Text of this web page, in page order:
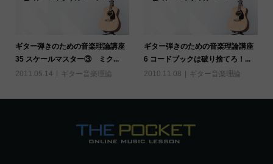
ギター弾きのための音楽理論講座
35 スケールマスター③ ミク...
2011.05.14
ギター音楽理論
ギター弾きのための音楽理論講座
6 コードブックは破り捨てろ！...
2010.11.08
ギター音楽理論